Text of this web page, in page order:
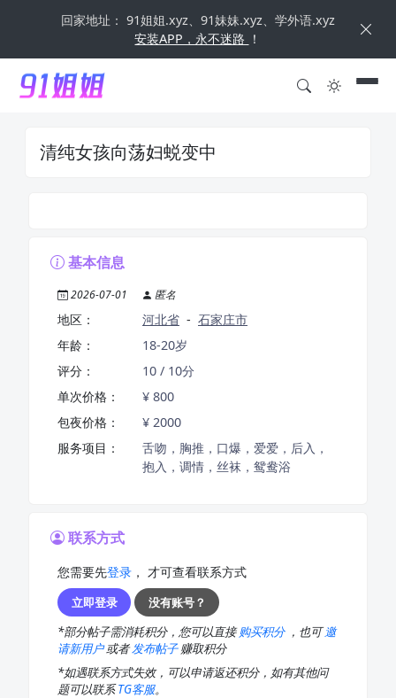
回家地址： 91姐姐.xyz、91妹妹.xyz、学外语.xyz
安装APP，永不迷路 ！
清纯女孩向荡妇蜕变中
基本信息
2026-07-01 匿名
地区： 河北省 - 石家庄市
年龄：
18-20岁
评分：
10 / 10分
单次价格：
¥ 800
包夜价格：
¥ 2000
服务项目：
舌吻，胸推，口爆，爱爱，后入，
抱入，调情，丝袜，鸳鸯浴
联系方式
您需要先登录 ， 才可查看联系方式
立即登录
没有账号？
*部分帖子需消耗积分，您可以直接购买积分 ，也可邀
请新用户或者发布帖子赚取积分
*如遇联系方式失效，可以申请返还积分，如有其他问
题可以联系TG客服。